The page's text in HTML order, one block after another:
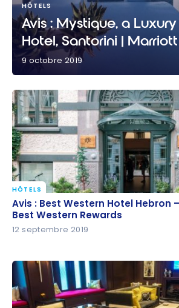
Marriott Bonvoy
HÔTELS
Avis : Mystique, a
Hotel, Santorini |
9 octobre 2019
Avis : Best Western Hotel Hebron
Best Western Rewards
HÔTELS
Avis : Best Western Hotel Hebron
Best Western Rewards
12 septembre 2019